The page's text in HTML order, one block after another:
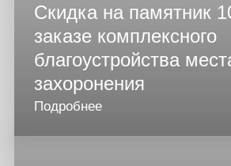
Скидка на памятник
заказе комплексного
благоустройства
захоронения
Подробнее